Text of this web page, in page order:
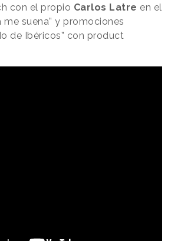
con el propio Carlos Latre en el
me suena” y promociones
de Ibéricos” con product